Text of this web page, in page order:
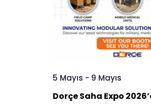
5 Mayıs - 9 Mayıs
Dorçe Saha Expo